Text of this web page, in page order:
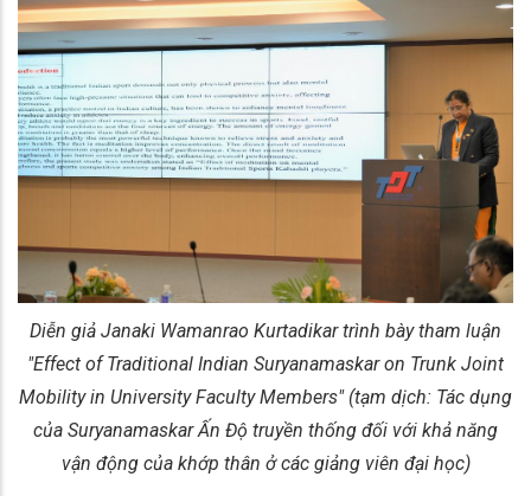
Diễn giả Janaki Wamanrao Kurtadikar trình bày tham luận
"Effect of Traditional Indian Suryanamaskar on Trunk Joint
Mobility in University Faculty Members" (tạm dịch: Tác dụng
của Suryanamaskar Ấn Độ truyền thống đối với khả năng
vận động của khớp thân ở các giảng viên đại học)